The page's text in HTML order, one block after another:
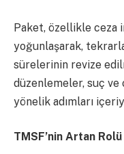
Paket, özellikle ceza
yoğunlaşarak,
sürelerinin revize
düzenlemeler, suç ve
yönelik adımları
TMSF’nin Artan